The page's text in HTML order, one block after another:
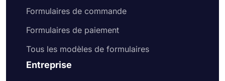
Formulaires de commande
Formulaires de paiement
Tous les modèles de formulaires
Entreprise